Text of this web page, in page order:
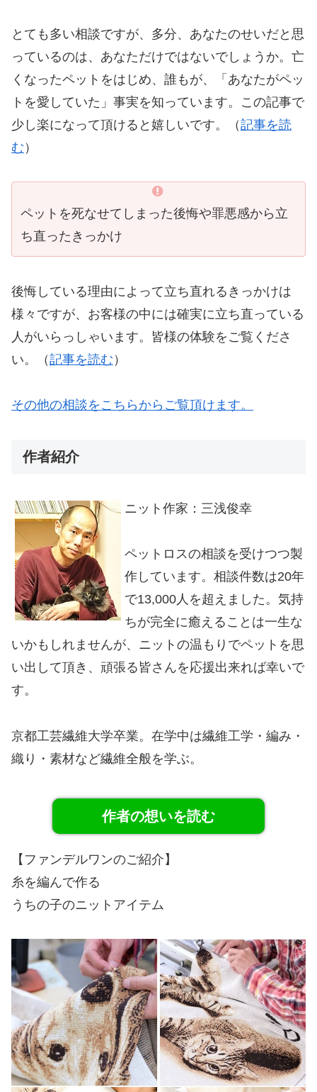
とても多い相談ですが、多分、あなたのせいだと思
っているのは、あなただけではないでしょうか。亡
くなったペットをはじめ、誰もが、「あなたがペッ
トを愛していた」事実を知っています。この記事で
少し楽になって頂けると嬉しいです。（記事を読
む ）
ペットを死なせてしまった後悔や罪悪感から立
ち直ったきっかけ
後悔している理由によって立ち直れるきっかけは
様々ですが、お客様の中には確実に立ち直っている
人がいらっしゃいます。皆様の体験をご覧くださ
い。（記事を読む ）
その他の相談をこちらからご覧頂けます。
作者紹介
ニット作家：三浅俊幸
ペットロスの相談を受けつつ製
作しています。相談件数は20年
で13,000人を超えました。気持
ちが完全に癒えることは一生な
いかもしれませんが、ニットの温もりでペットを思
い出して頂き、頑張る皆さんを応援出来れば幸いで
す。
京都工芸繊維大学卒業。在学中は繊維工学・編み・
織り・素材など繊維全般を学ぶ。
作者の想いを読む
【ファンデルワンのご紹介】
糸を編んで作る
うちの子のニットアイテム